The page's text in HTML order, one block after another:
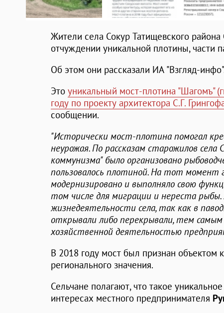
Жители села Сокур Татищевского района
отчуждении уникальной плотины, части
Об этом они рассказали ИА "Взгляд-
Это уникальный мост-плотина "Шагомъ"
году по проекту архитектора С.Г.
сообщении.
"Исторически мост-плотина помогал
неурожая. По рассказам старожилов села
коммунизма" было организовано
пользовалось плотиной. На тот момент
модернизировано и выполняло свою
том числе для миграции и нереста
жизнедеятельности села, так как в
открывали либо перекрывали, тем самым
хозяйственной деятельностью
В 2018 году мост был признан объектом
регионального значения.
Сельчане полагают, что такое
интересах местного предпринимателя